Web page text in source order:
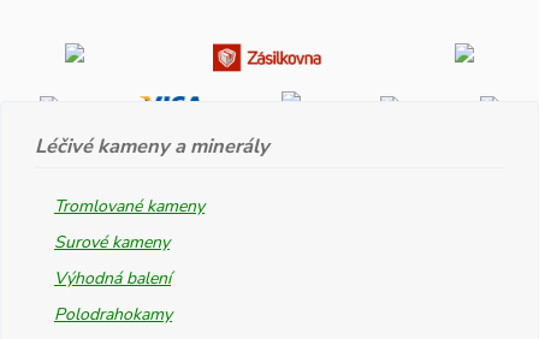
Léčivé kameny a minerály
Tromlované kameny
Surové kameny
Výhodná balení
Polodrahokamy